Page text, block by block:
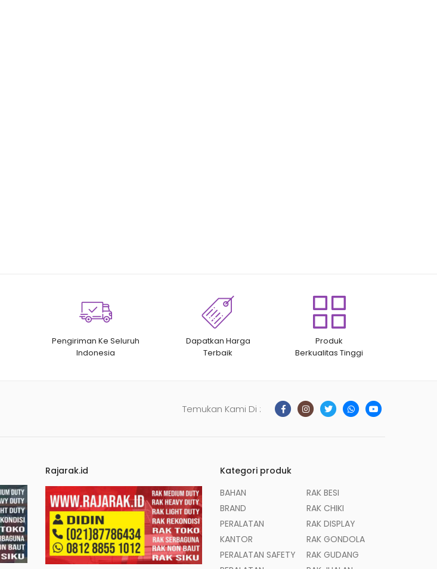
Pengiriman Ke Seluruh
Indonesia
Dapatkan Harga
Terbaik
Produk
Berkualitas Tinggi
Temukan Kami Di :
Rajarak.id
Kategori produk
BAHAN
BRAND
PERALATAN
KANTOR
PERALATAN SAFETY
RAK BESI
RAK CHIKI
RAK DISPLAY
RAK GONDOLA
RAK GUDANG